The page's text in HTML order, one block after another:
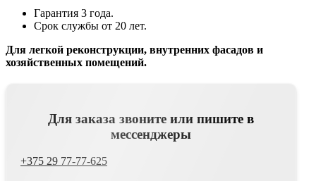
Гарантия 3 года.
Срок службы от 20 лет.
Для легкой реконструкции, внутренних фасадов и
хозяйственных помещений.
Для заказа звоните или пишите в
мессенджеры
+375 29 77-77-625